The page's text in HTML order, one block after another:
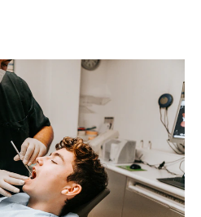
PROMOCIONES
NI (ES)
SUSCRÍBASE